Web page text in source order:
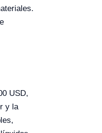
USD,
y la